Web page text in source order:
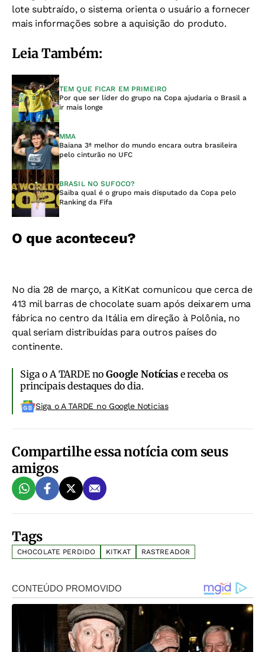
lote subtraído, o sistema orienta o usuário a fornecer
mais informações sobre a aquisição do produto.
Leia Também:
TEM QUE FICAR EM PRIMEIRO
Por que ser líder do grupo na Copa ajudaria o Brasil a
ir mais longe
MMA
Baiana 3ª melhor do mundo encara outra brasileira
pelo cinturão no UFC
BRASIL NO SUFOCO?
Saiba qual é o grupo mais disputado da Copa pelo
Ranking da Fifa
O que aconteceu?
No dia 28 de março, a KitKat comunicou que cerca de
413 mil barras de chocolate suam após deixarem uma
fábrica no centro da Itália em direção à Polônia, no
qual seriam distribuídas para outros países do
continente.
Siga o A TARDE noGoogle Notíciase receba os
principais destaques do dia.
Siga o A TARDE no Google Noticias
Compartilhe essa notícia com seus
amigos
Tags
CHOCOLATE PERDIDO KITKAT RASTREADOR